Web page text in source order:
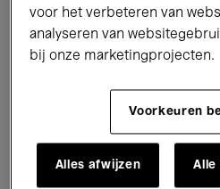
Performances
Jazz Klassieke Muziek
Voor iedereen Kids’
voor het verbeteren van
analyseren van
bij onze marketingprojecten.
Voorkeuren
Alles afwijzen Alle